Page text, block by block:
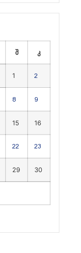
შ კ
1 2
8 9
15 16
22 23
29 30